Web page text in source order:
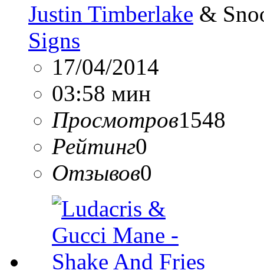
Justin Timberlake &
Signs
17/04/2014
03:58 мин
Просмотров1548
Рейтинг0
Отзывов0